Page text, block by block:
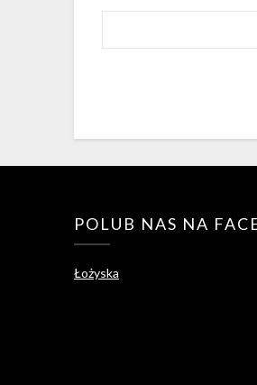
POLUB NAS NA
Łożyska